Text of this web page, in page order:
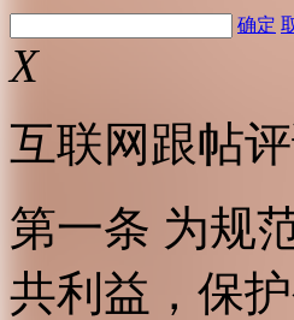
确定
X
互联网跟帖
第一条 为规
共利益，保